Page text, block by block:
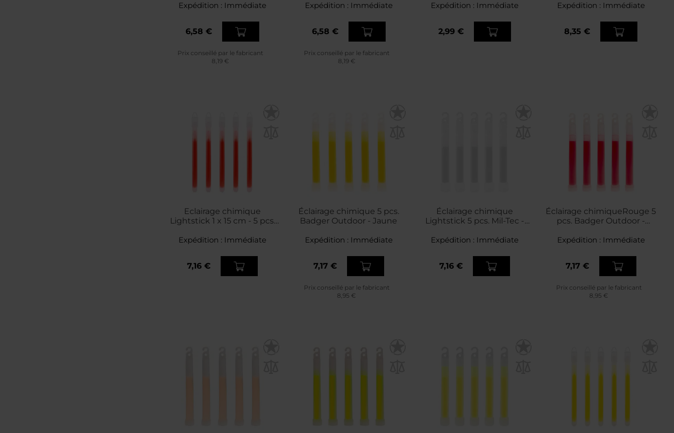
Expédition : Immédiate
6,58 €
Prix conseillé par le fabricant
8,19 €
Expédition : Immédiate
6,58 €
Prix conseillé par le fabricant
8,19 €
Expédition : Immédiate
2,99 €
Expédition : Immédiate
8,35 €
Eclairage chimique
Lightstick 1 x 15 cm - 5 pcs.
Expédition : Immédiate
7,16 €
Éclairage chimique 5 pcs.
Badger Outdoor - Jaune
Expédition : Immédiate
7,17 €
Prix conseillé par le fabricant
8,95 €
Éclairage chimique
Lightstick 5 pcs. Mil-Tec -
Expédition : Immédiate
7,16 €
Éclairage chimiqueRouge 5
pcs. Badger Outdoor -
Expédition : Immédiate
7,17 €
Prix conseillé par le fabricant
8,95 €